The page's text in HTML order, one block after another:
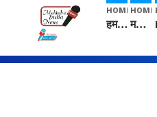
HOME
हम सनातनी..." सांसद kangana Ranaut से क्या बोली लड़की? Viral Jantar-Mantar | CJP protest
HOME
मनीषा हत्याकांड: हत्या, आत्महत्या या कोई बड़ा राज? | Full Story | Josh Haryana